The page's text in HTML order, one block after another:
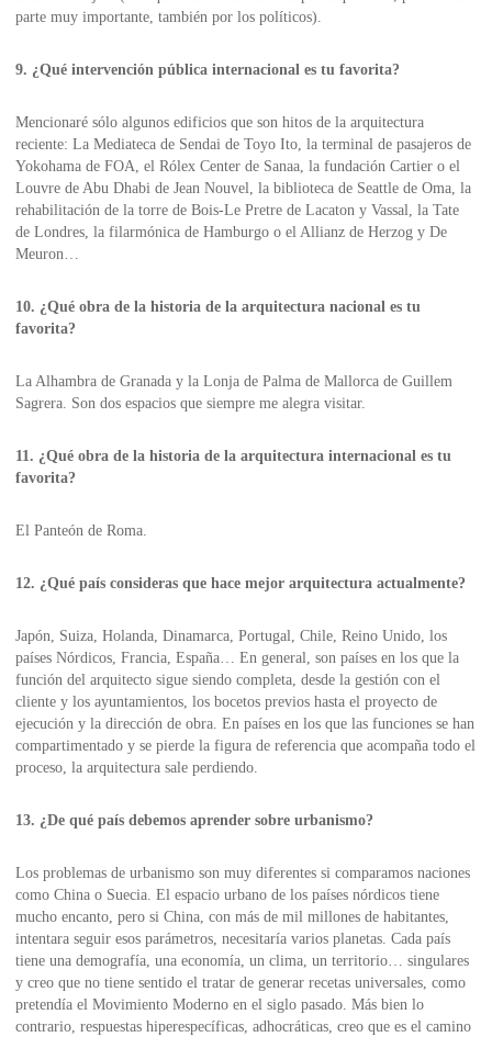
parte muy importante, también por los políticos).
9. ¿Qué intervención pública internacional es tu favorita?
Mencionaré sólo algunos edificios que son hitos de la arquitectura
reciente: La Mediateca de Sendai de Toyo Ito, la terminal de pasajeros de
Yokohama de FOA, el Rólex Center de Sanaa, la fundación Cartier o el
Louvre de Abu Dhabi de Jean Nouvel, la biblioteca de Seattle de Oma, la
rehabilitación de la torre de Bois-Le Pretre de Lacaton y Vassal, la Tate
de Londres, la filarmónica de Hamburgo o el Allianz de Herzog y De
Meuron…
10. ¿Qué obra de la historia de la arquitectura nacional es tu
favorita?
La Alhambra de Granada y la Lonja de Palma de Mallorca de Guillem
Sagrera. Son dos espacios que siempre me alegra visitar.
11. ¿Qué obra de la historia de la arquitectura internacional es tu
favorita?
El Panteón de Roma.
12. ¿Qué país consideras que hace mejor arquitectura actualmente?
Japón, Suiza, Holanda, Dinamarca, Portugal, Chile, Reino Unido, los
países Nórdicos, Francia, España… En general, son países en los que la
función del arquitecto sigue siendo completa, desde la gestión con el
cliente y los ayuntamientos, los bocetos previos hasta el proyecto de
ejecución y la dirección de obra. En países en los que las funciones se han
compartimentado y se pierde la figura de referencia que acompaña todo el
proceso, la arquitectura sale perdiendo.
13. ¿De qué país debemos aprender sobre urbanismo?
Los problemas de urbanismo son muy diferentes si comparamos naciones
como China o Suecia. El espacio urbano de los países nórdicos tiene
mucho encanto, pero si China, con más de mil millones de habitantes,
intentara seguir esos parámetros, necesitaría varios planetas. Cada país
tiene una demografía, una economía, un clima, un territorio… singulares
y creo que no tiene sentido el tratar de generar recetas universales, como
pretendía el Movimiento Moderno en el siglo pasado. Más bien lo
contrario, respuestas hiperespecíficas, adhocráticas, creo que es el camino